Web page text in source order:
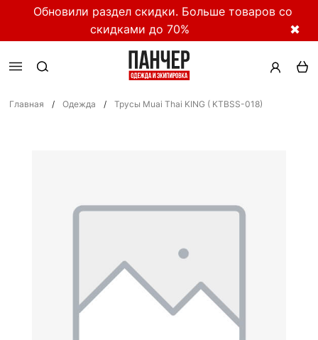
Обновили раздел скидки. Больше товаров со
скидками до 70%
✖
Главная / Одежда / Трусы Muai Thai KING ( KTBSS-018)